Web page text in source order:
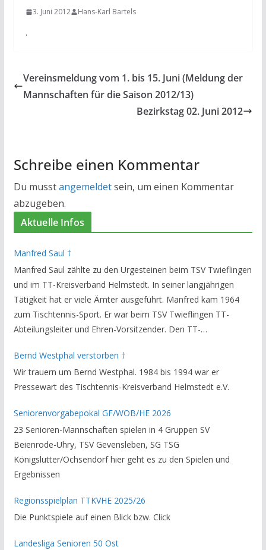
3. Juni 2012 Hans-Karl Bartels
.
Vereinsmeldung vom 1. bis 15. Juni (Meldung der
Mannschaften für die Saison 2012/13)
Bezirkstag 02. Juni 2012
Schreibe einen Kommentar
Du musstangemeldetsein, um einen Kommentar
abzugeben.
Aktuelle Infos
Manfred Saul †
Manfred Saul zählte zu den Urgesteinen beim TSV Twieflingen
und im TT-Kreisverband Helmstedt. In seiner langjährigen
Tätigkeit hat er viele Ämter ausgeführt. Manfred kam 1964
zum Tischtennis-Sport. Er war beim TSV Twieflingen TT-
Abteilungsleiter und Ehren-Vorsitzender. Den TT-
Helmstedt unterstützte er als Staffelleiter. Zuletzt war er
Vorsitzender des Rechtsausschusses im Kreisverband. Im
stillen GedenkenH.-K. Bartels / Vorsitzender
Bernd Westphal verstorben †
Wir trauern um Bernd Westphal. 1984 bis 1994 war er
Pressewart des Tischtennis-Kreisverband Helmstedt e.V.
Seniorenvorgabepokal GF/WOB/HE 2026
23 Senioren-Mannschaften spielen in 4 Gruppen SV
Beienrode-Uhry, TSV Gevensleben, SG TSG
Königslutter/Ochsendorf hier geht es zu den Spielen und
Ergebnissen
Regionsspielplan TTKVHE 2025/26
Die Punktspiele auf einen Blick bzw. Click
Landesliga Senioren 50 Ost